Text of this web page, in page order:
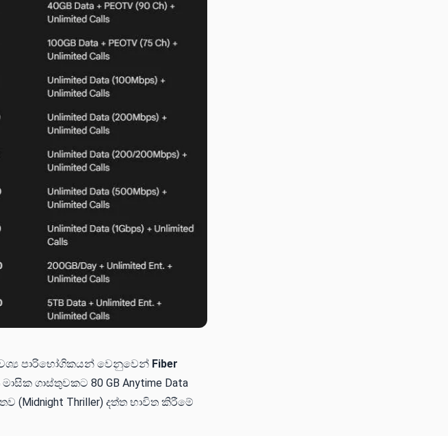
පාරිභෝගිකයන් වෙනුවෙන් Fiber
ගාස්තුවකට 80 GB Anytime Data
(Midnight Thriller) දත්ත භාවිත කිරීමේ